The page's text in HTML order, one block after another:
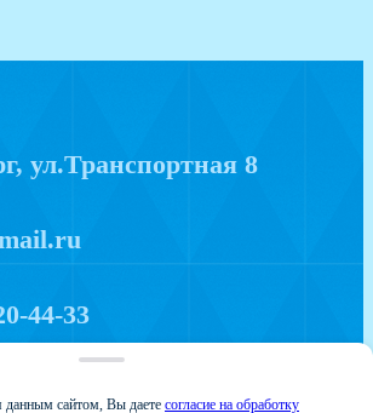
ул.Транспортная 8
44-33
данным сайтом, Вы даете согласие на обработку